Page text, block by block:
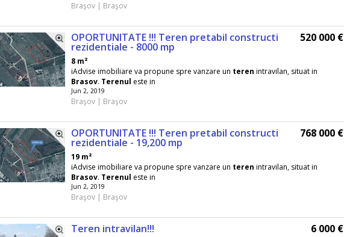
Braşov | Braşov
OPORTUNITATE !!! Teren pretabil constructi
rezidentiale - 8000 mp
520 000 €
8 m²
iAdvise imobiliare va propune spre vanzare un teren intravilan, situat in
Brasov. Terenul este in
Jun 2, 2019
Braşov | Braşov
OPORTUNITATE !!! Teren pretabil constructi
rezidentiale - 19,200 mp
768 000 €
19 m²
iAdvise imobiliare va propune spre vanzare un teren intravilan, situat in
Brasov. Terenul este in
Jun 2, 2019
Braşov | Braşov
Teren intravilan!!! 6 000 €